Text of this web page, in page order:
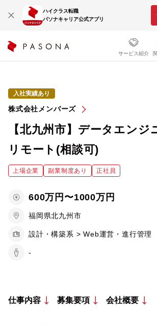
ハイクラス転職
パソナキャリア公式アプリ
サービス紹介
入社実績あり
株式会社メンバーズ
【北九州市】データエン
リモート(相談可)
上場企業 副業制度あり 正社員
600万円〜1000万円
福岡県北九州市
設計・構築系 > Web運営・進行管理
-
仕事内容 募集要項 会社概要